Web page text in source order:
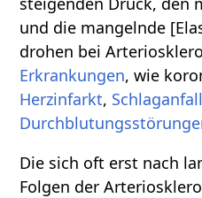
und die mangelnde
drohen bei
Erkrankungen, wie
Herzinfarkt, Schlaganfall
Die sich oft erst nach
Folgen der